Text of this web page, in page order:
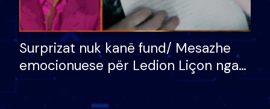
Surprizat nuk kanë fund/ Mesazhe
emocionuese për Ledion Liçon nga
nëna dhe fëmijët e tij, moderatori
nuk i mban dot lotët: Nuk meritoj…